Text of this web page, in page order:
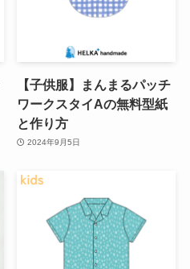
【子供服】まんまるパッチ
ワークスタイAの無料型紙
と作り方
2024年9月5日